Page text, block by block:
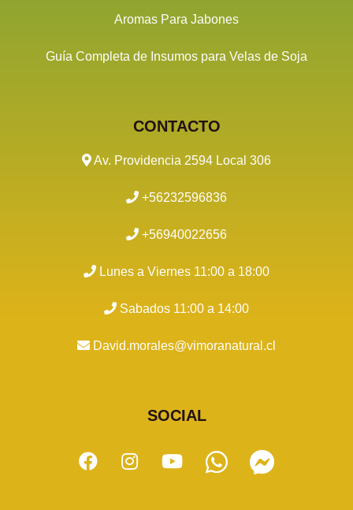
Aromas Para Jabones
Guía Completa de Insumos para Velas de Soja
CONTACTO
Av. Providencia 2594 Local 306
+56232596836
+56940022656
Lunes a Viernes 11:00 a 18:00
Sabados 11:00 a 14:00
David.morales@vimoranatural.cl
SOCIAL